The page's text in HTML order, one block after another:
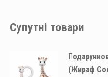
Супутні товари
(Жираф